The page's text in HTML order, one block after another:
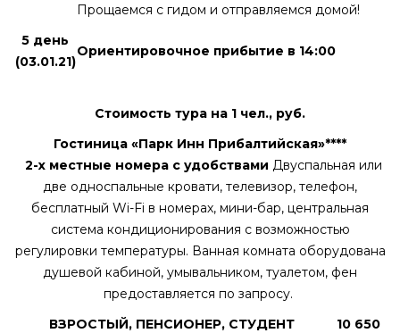
Прощаемся с гидом и отправляемся домой!
5 день
(03.01.21)
Ориентировочное прибытие в 14:00
Стоимость тура на 1 чел., руб.
Гостиница «Парк Инн Прибалтийская»****
2-х местные номера с удобствами Двуспальная или
две односпальные кровати, телевизор, телефон,
бесплатный Wi-Fi в номерах, мини-бар, центральная
система кондиционирования с возможностью
регулировки температуры. Ванная комната оборудована
душевой кабиной, умывальником, туалетом, фен
предоставляется по запросу.
ВЗРОСТЫЙ, ПЕНСИОНЕР, СТУДЕНТ
10 650